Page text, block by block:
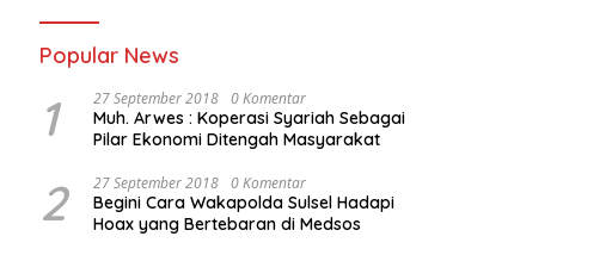
Popular News
1 27 September 2018 0 Komentar
Muh. Arwes : Koperasi Syariah Sebagai
Pilar Ekonomi Ditengah Masyarakat
2 27 September 2018 0 Komentar
Begini Cara Wakapolda Sulsel Hadapi
Hoax yang Bertebaran di Medsos